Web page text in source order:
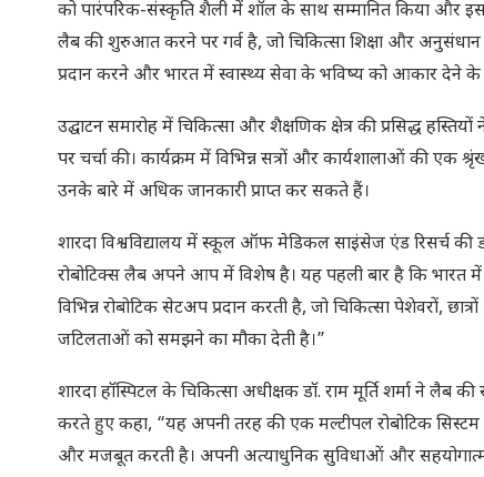
को पारंपरिक-संस्कृति शैली में शॉल के साथ सम्मानित किया और
लैब की शुरुआत करने पर गर्व है, जो चिकित्सा शिक्षा और अनुसंधान
प्रदान करने और भारत में स्वास्थ्य सेवा के भविष्य को आकार देने के
उद्घाटन समारोह में चिकित्सा और शैक्षणिक क्षेत्र की प्रसिद्ध
पर चर्चा की। कार्यक्रम में विभिन्न सत्रों और कार्यशालाओं की
उनके बारे में अधिक जानकारी प्राप्त कर सकते हैं।
शारदा विश्वविद्यालय में स्कूल ऑफ मेडिकल साइंसेज एंड रिसर्च की
रोबोटिक्स लैब अपने आप में विशेष है। यह पहली बार है कि भारत
विभिन्न रोबोटिक सेटअप प्रदान करती है, जो चिकित्सा पेशेवरों,
जटिलताओं को समझने का मौका देती है।”
शारदा हॉस्पिटल के चिकित्सा अधीक्षक डॉ. राम मूर्ति शर्मा ने लैब
करते हुए कहा, “यह अपनी तरह की एक मल्टीपल रोबोटिक सिस्टम
और मजबूत करती है। अपनी अत्याधुनिक सुविधाओं और सहयोगात्मक